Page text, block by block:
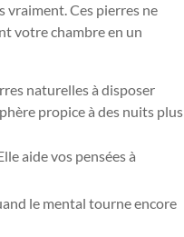
vraiment. Ces pierres ne
votre chambre en un
naturelles à disposer
propice à des nuits plus
aide vos pensées à
le mental tourne encore